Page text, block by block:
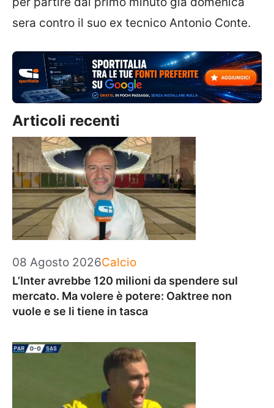
sera contro il suo ex tecnico Antonio Conte.
Articoli recenti
08 Agosto 2026Categorie
Calcio
L’Inter avrebbe 120 milioni da spendere sul
mercato. Ma volere è potere: Oaktree non
vuole e se li tiene in tasca